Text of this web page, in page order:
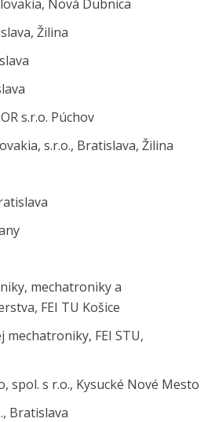
Nová Dubnica
Žilina
s.r.o. Púchov
s.r.o., Bratislava, Žilina
mechatroniky a
FEI TU Košice
FEI STU,
spol. s r.o., Kysucké Nové Mesto
Bratislava